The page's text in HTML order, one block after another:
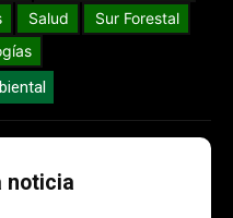
Salud
Sur Forestal
noticia